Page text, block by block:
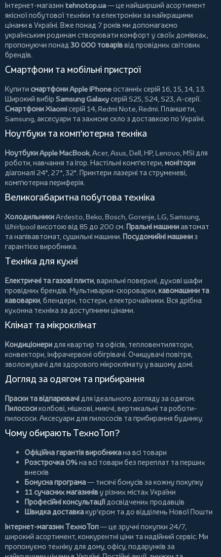
Інтернет-магазин tehnotop.ua— це найширший асортимент
якісної побутової техніки та електроніки за найкращими
цінами в Україні. Вже понад 7 років ми допомагаємо
українським родинам створювати комфорт у своїх домівках,
пропонуючи понад 30 000 товаріввід провідних світових
брендів.
Смартфони та мобільні пристрої
Купити смартфони Apple iPhoneостанніх серій 16, 15, 14, 13.
Широкий вибір Samsung Galaxyсерій S25, S24, S23, A-серії.
Смартфони Xiaomiсерій 14, Redmi Note, Redmi. Планшети,
Samsung, аксесуари тазахисне скло з доставкою по Україні.
Ноутбуки та комп'ютерна техніка
Ноутбуки Apple MacBook,Acer,Asus,Dell,HP,Lenovo,MSI для
роботи, навчання та ігор. Настільні комп'ютери,монітори
діагоналі 24", 27", 32". Принтери лазерні та струменеві,
комп'ютерна периферія.
Великогабаритна побутова техніка
ХолодильникиArdesto,Beko,Bosch,Gorenje,LG,Samsung,
Whirlpool висотою від 85 до 200 см. Пральні машиниавтомат
та напівавтомат,сушильні машини. Посудомийні машиниз
гарантією виробника.
Техніка для кухні
Електричні та газові плити, варильні поверхні, духові шафи
провідних брендів. Мультиварки-скороварки,кавомашини та
кавоварки,блендери, тостери,електрочайники. Вся дрібна
кухонна техніка за доступними цінами.
Клімат та мікроклімат
Кондиціонеридля квартир та офісів, тепловентилятори,
конвектори,інфрачервоні обігрівачі. Очищувачі повітря,
зволожувачі для здорового мікроклімату у вашому домі.
Догляд за одягом та прибирання
Праски та відпарювачідля ідеального догляду за одягом.
Пилососиколбові,мішкові,миючі,вертикальні тароботи-
пилососи. Аксесуари для пилососів та прибирання будинку.
Чому обирають ТехноТоп?
Офіційна гарантія виробникана всі товари
Розстрочка 0%на всі товари без переплат та перших
внесків
Бонусна програма— тисячі бонусів за кожну покупку
11 сучасних магазиніву різних містах України
Професійні консультаціїдосвідчених продавців
Швидка доставкакур'єром та до відділень Нової Пошти
Інтернет-магазин ТехноТоп— це зручні покупки 24/7,
широкий асортимент, конкурентні ціни та надійний сервіс. Ми
пропонуємо техніку для дому, офісу, подарунків за